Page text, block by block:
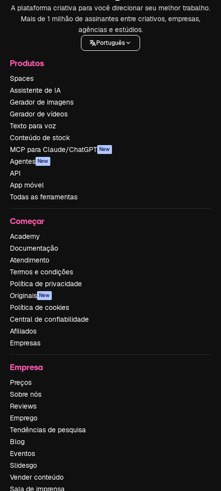
A plataforma criativa para você direcionar seu melhor trabalho.
Mais de 1 milhão de assinantes entre criativos, empresas,
agências e estúdios.
Português
Produtos
Spaces
Assistente de IA
Gerador de imagens
Gerador de vídeos
Texto para voz
Conteúdo de stock
MCP para Claude/ChatGPT New
Agentes New
API
App móvel
Todas as ferramentas
Começar
Academy
Documentação
Atendimento
Termos e condições
Política de privacidade
Originais New
Política de cookies
Central de confiabilidade
Afiliados
Empresas
Empresa
Preços
Sobre nós
Reviews
Emprego
Tendências de pesquisa
Blog
Eventos
Slidesgo
Vender conteúdo
Sala de imprensa